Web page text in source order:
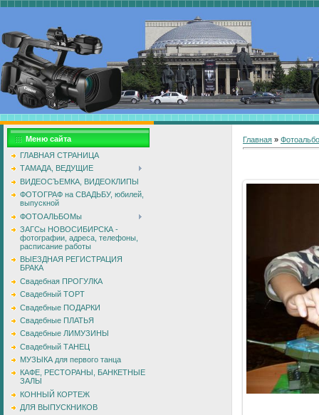
Меню сайта
ГЛАВНАЯ СТРАНИЦА
ТАМАДА, ВЕДУЩИЕ
ВИДЕОСЪЕМКА, ВИДЕОКЛИПЫ
ФОТОГРАФ на СВАДЬБУ, юбилей,
выпускной
ФОТОАЛЬБОМы
ЗАГСы НОВОСИБИРСКА -
фотографии, адреса, телефоны,
расписание работы
ВЫЕЗДНАЯ РЕГИСТРАЦИЯ
БРАКА
Свадебная ПРОГУЛКА
Свадебный ТОРТ
Свадебные ПОДАРКИ
Свадебные ПЛАТЬЯ
Свадебные ЛИМУЗИНЫ
Свадебный ТАНЕЦ
МУЗЫКА для первого танца
КАФЕ, РЕСТОРАНЫ, БАНКЕТНЫЕ
ЗАЛЫ
КОННЫЙ КОРТЕЖ
ДЛЯ ВЫПУСКНИКОВ
Главная »